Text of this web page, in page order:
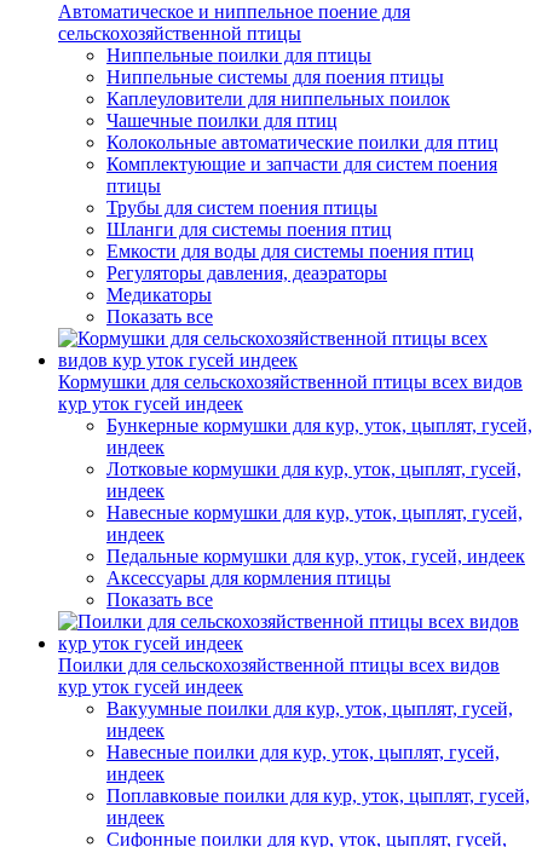
Автоматическое и ниппельное поение для
сельскохозяйственной птицы
Ниппельные поилки для птицы
Ниппельные системы для поения птицы
Каплеуловители для ниппельных поилок
Чашечные поилки для птиц
Колокольные автоматические поилки для птиц
Комплектующие и запчасти для систем поения
птицы
Трубы для систем поения птицы
Шланги для системы поения птиц
Емкости для воды для системы поения птиц
Регуляторы давления, деаэраторы
Медикаторы
Показать все
Кормушки для сельскохозяйственной птицы всех видов
кур уток гусей индеек
Бункерные кормушки для кур, уток, цыплят, гусей,
индеек
Лотковые кормушки для кур, уток, цыплят, гусей,
индеек
Навесные кормушки для кур, уток, цыплят, гусей,
индеек
Педальные кормушки для кур, уток, гусей, индеек
Аксессуары для кормления птицы
Показать все
Поилки для сельскохозяйственной птицы всех видов
кур уток гусей индеек
Вакуумные поилки для кур, уток, цыплят, гусей,
индеек
Навесные поилки для кур, уток, цыплят, гусей,
индеек
Поплавковые поилки для кур, уток, цыплят, гусей,
индеек
Сифонные поилки для кур, уток, цыплят, гусей,